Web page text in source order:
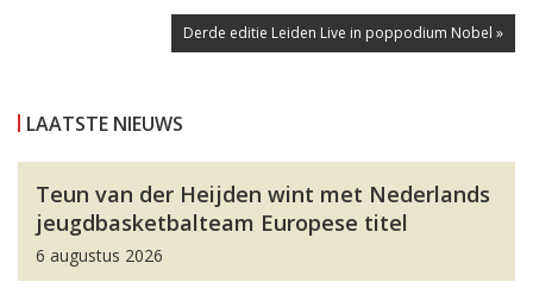
Derde editie Leiden Live in poppodium Nobel »
LAATSTE NIEUWS
Teun van der Heijden wint met Nederlands
jeugdbasketbalteam Europese titel
6 augustus 2026